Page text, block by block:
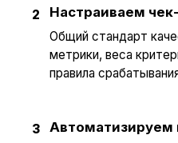
2 Настраиваем
Общий стандарт
метрики, веса
правила
3 Автоматизируем